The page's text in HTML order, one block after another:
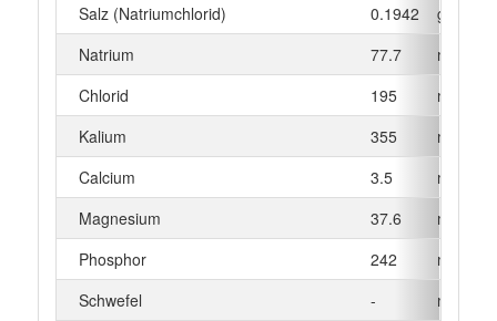
Salz (Natriumchlorid)
0.1942
g
Natrium
77.7
mg
Chlorid
195
mg
Kalium
355
mg
Calcium
3.5
mg
Magnesium
37.6
mg
Phosphor
242
mg
Schwefel
-
mg